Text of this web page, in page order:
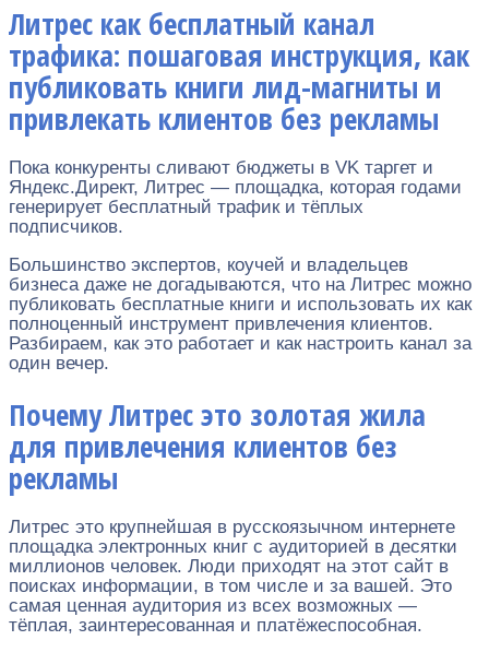
Литрес как бесплатный канал
трафика: пошаговая инструкция, как
публиковать книги лид-магниты и
привлекать клиентов без рекламы
Пока конкуренты сливают бюджеты в VK таргет и
Яндекс.Директ, Литрес — площадка, которая годами
генерирует бесплатный трафик и тёплых
подписчиков.
Большинство экспертов, коучей и владельцев
бизнеса даже не догадываются, что на Литрес можно
публиковать бесплатные книги и использовать их как
полноценный инструмент привлечения клиентов.
Разбираем, как это работает и как настроить канал за
один вечер.
Почему Литрес это золотая жила
для привлечения клиентов без
рекламы
Литрес это крупнейшая в русскоязычном интернете
площадка электронных книг с аудиторией в десятки
миллионов человек. Люди приходят на этот сайт в
поисках информации, в том числе и за вашей. Это
самая ценная аудитория из всех возможных —
тёплая, заинтересованная и платёжеспособная.